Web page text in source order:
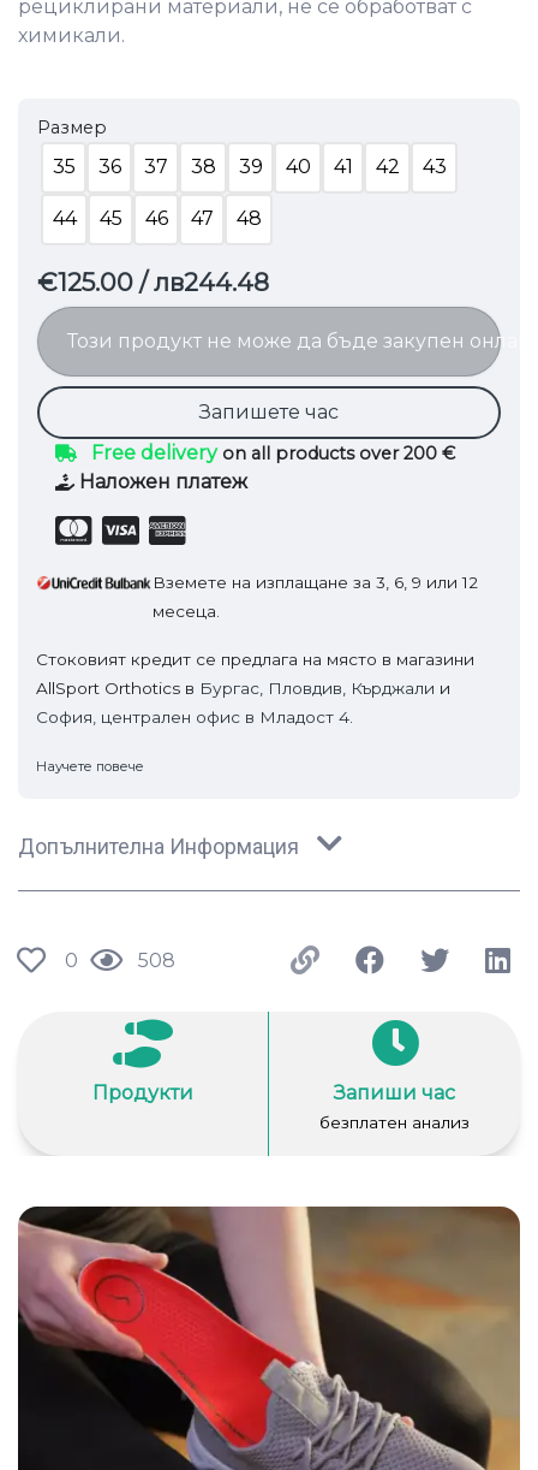
рециклирани материали, не се обработват с
химикали.
Размер
35 36 37 38 39 40 41 42 43
44 45 46 47 48
€125.00 / лв244.48
Този продукт не може да бъде закупен
Запишете час
Free delivery on all products over 200 €
Наложен платеж
Вземете на изплащане за 3, 6, 9 или 12
месеца.
Стоковият кредит се предлага на място в магазини
AllSport Orthotics в Бургас Пловдив Кърджали и
София, централен офис в Младост 4.
Научете повече
Допълнителна Информация
0 508
Продукти Запиши час
безплатен анализ